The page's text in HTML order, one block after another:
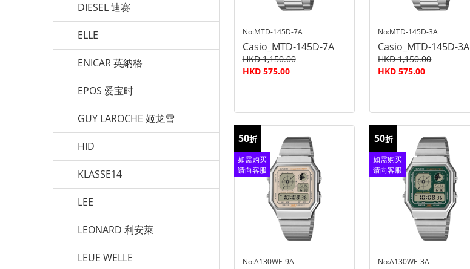
DIESEL 迪赛
ELLE
ENICAR 英納格
EPOS 爱宝时
GUY LAROCHE 姬龙雪
HID
KLASSE14
LEE
LEONARD 利安萊
LEUE WELLE
No:MTD-145D-7A
Casio_MTD-145D-7A
HKD 1,150.00
HKD 575.00
50折
如需购买
请向客服
No:A130WE-9A
No:MTD-145D-3A
Casio_MTD-145D-3A
HKD 1,150.00
HKD 575.00
50折
如需购买
请向客服
No:A130WE-3A